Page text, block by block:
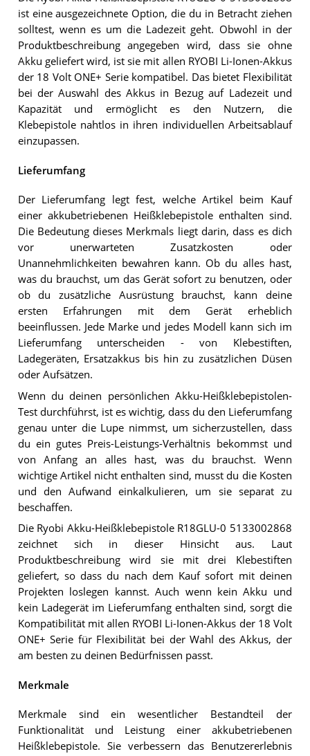
ist eine ausgezeichnete Option, die du in Betracht ziehen
solltest, wenn es um die Ladezeit geht. Obwohl in der
Produktbeschreibung angegeben wird, dass sie ohne
Akku geliefert wird, ist sie mit allen RYOBI Li-Ionen-Akkus
der 18 Volt ONE+ Serie kompatibel. Das bietet Flexibilität
bei der Auswahl des Akkus in Bezug auf Ladezeit und
Kapazität und ermöglicht es den Nutzern, die
Klebepistole nahtlos in ihren individuellen Arbeitsablauf
einzupassen.
Lieferumfang
Der Lieferumfang legt fest, welche Artikel beim Kauf
einer akkubetriebenen Heißklebepistole enthalten sind.
Die Bedeutung dieses Merkmals liegt darin, dass es dich
vor unerwarteten Zusatzkosten oder
Unannehmlichkeiten bewahren kann. Ob du alles hast,
was du brauchst, um das Gerät sofort zu benutzen, oder
ob du zusätzliche Ausrüstung brauchst, kann deine
ersten Erfahrungen mit dem Gerät erheblich
beeinflussen. Jede Marke und jedes Modell kann sich im
Lieferumfang unterscheiden - von Klebestiften,
Ladegeräten, Ersatzakkus bis hin zu zusätzlichen Düsen
oder Aufsätzen.
Wenn du deinen persönlichen Akku-Heißklebepistolen-
Test durchführst, ist es wichtig, dass du den Lieferumfang
genau unter die Lupe nimmst, um sicherzustellen, dass
du ein gutes Preis-Leistungs-Verhältnis bekommst und
von Anfang an alles hast, was du brauchst. Wenn
wichtige Artikel nicht enthalten sind, musst du die Kosten
und den Aufwand einkalkulieren, um sie separat zu
beschaffen.
Die Ryobi Akku-Heißklebepistole R18GLU-0 5133002868
zeichnet sich in dieser Hinsicht aus. Laut
Produktbeschreibung wird sie mit drei Klebestiften
geliefert, so dass du nach dem Kauf sofort mit deinen
Projekten loslegen kannst. Auch wenn kein Akku und
kein Ladegerät im Lieferumfang enthalten sind, sorgt die
Kompatibilität mit allen RYOBI Li-Ionen-Akkus der 18 Volt
ONE+ Serie für Flexibilität bei der Wahl des Akkus, der
am besten zu deinen Bedürfnissen passt.
Merkmale
Merkmale sind ein wesentlicher Bestandteil der
Funktionalität und Leistung einer akkubetriebenen
Heißklebepistole. Sie verbessern das Benutzererlebnis